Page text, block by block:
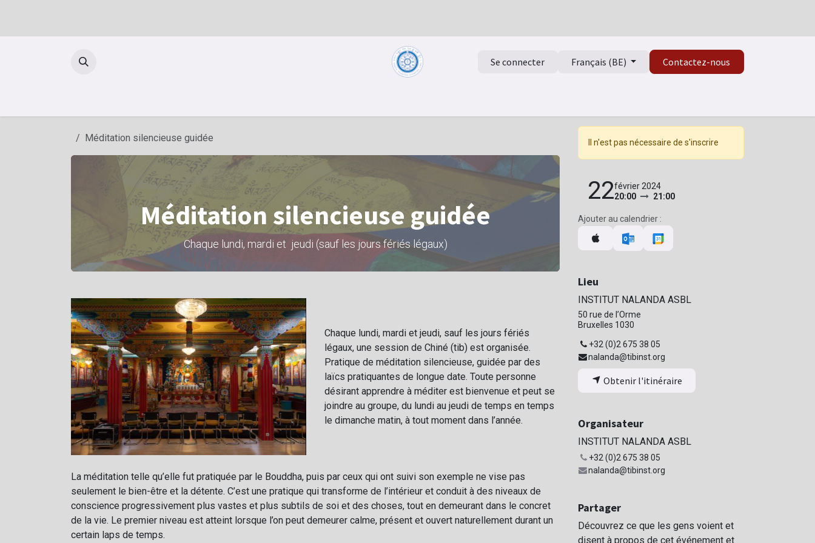
Se connecter
Français (BE) Contactez-nous
Méditation silencieuse guidée
Méditation silencieuse guidée
Chaque lundi, mardi et jeudi (sauf les jours fériés légaux)
Chaque lundi, mardi et jeudi, sauf les jours fériés
légaux, une session de Chiné (tib) est organisée.
Pratique de méditation silencieuse, guidée par des
laïcs pratiquantes de longue date. Toute personne
désirant apprendre à méditer est bienvenue et peut se
joindre au groupe, du lundi au jeudi de temps en temps
le dimanche matin, à tout moment dans l’année.
La méditation telle qu’elle fut pratiquée par le Bouddha, puis par ceux qui ont suivi son exemple ne vise pas
seulement le bien-être et la détente. C’est une pratique qui transforme de l’intérieur et conduit à des niveaux de
conscience progressivement plus vastes et plus subtils de soi et des choses, tout en demeurant dans le concret
de la vie. Le premier niveau est atteint lorsque l’on peut demeurer calme, présent et ouvert naturellement durant un
certain laps de temps.
Il n'est pas nécessaire de s'inscrire
22février 2024
20:00
21:00
Ajouter au calendrier :
Lieu
INSTITUT NALANDA ASBL
50 rue de l’Orme
Bruxelles 1030
+32 (0)2 675 38 05
nalanda@tibinst.org
Obtenir l'itinéraire
Organisateur
INSTITUT NALANDA ASBL
+32 (0)2 675 38 05
nalanda@tibinst.org
Partager
Découvrez ce que les gens voient et
disent à propos de cet événement et